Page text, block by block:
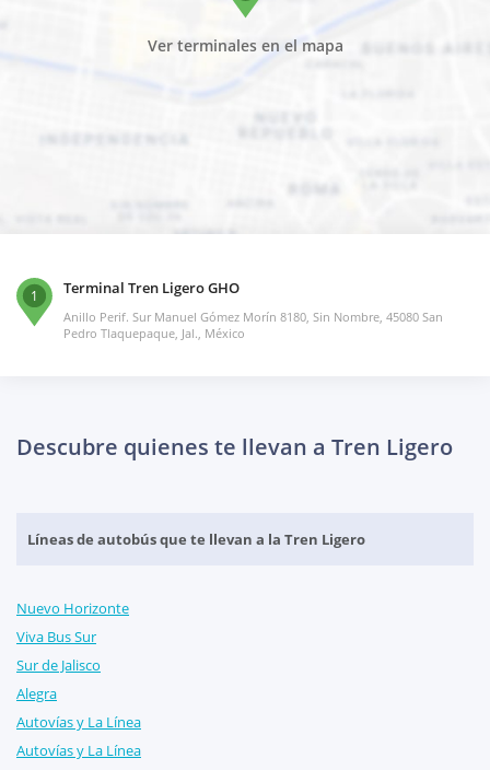
Ver terminales en el mapa
1 Terminal Tren Ligero GHO
Anillo Perif. Sur Manuel Gómez Morín 8180, Sin Nombre, 45080 San
Pedro Tlaquepaque, Jal., México
Descubre quienes te llevan a Tren Ligero
Líneas de autobús que te llevan a la Tren Ligero
Nuevo Horizonte
Viva Bus Sur
Sur de Jalisco
Alegra
Autovías y La Línea
Autovías y La Línea